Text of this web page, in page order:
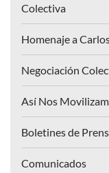
Colectiva
Homenaje a
Negociación
Así Nos
Boletines de
Comunicados